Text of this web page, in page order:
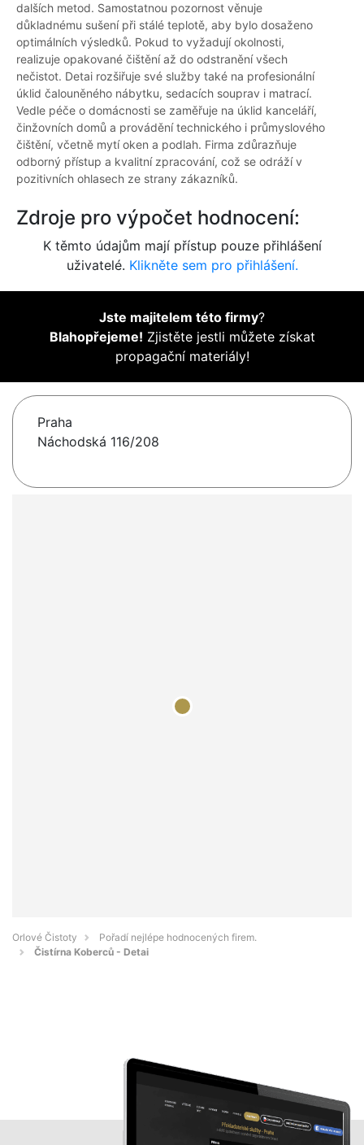
dalších metod. Samostatnou pozornost věnuje
důkladnému sušení při stálé teplotě, aby bylo dosaženo
optimálních výsledků. Pokud to vyžadují okolnosti,
realizuje opakované čištění až do odstranění všech
nečistot. Detai rozšiřuje své služby také na profesionální
úklid čalouněného nábytku, sedacích souprav i matrací.
Vedle péče o domácnosti se zaměřuje na úklid kanceláří,
činžovních domů a provádění technického i průmyslového
čištění, včetně mytí oken a podlah. Firma zdůrazňuje
odborný přístup a kvalitní zpracování, což se odráží v
pozitivních ohlasech ze strany zákazníků.
Zdroje pro výpočet hodnocení:
K těmto údajům mají přístup pouze přihlášení
uživatelé. Klikněte sem pro přihlášení.
Jste majitelem této firmy?
Blahopřejeme! Zjistěte jestli můžete získat
propagační materiály!
Praha
Náchodská 116/208
Orlové Čistoty
Pořadí nejlépe hodnocených firem.
Čistírna Koberců - Detai